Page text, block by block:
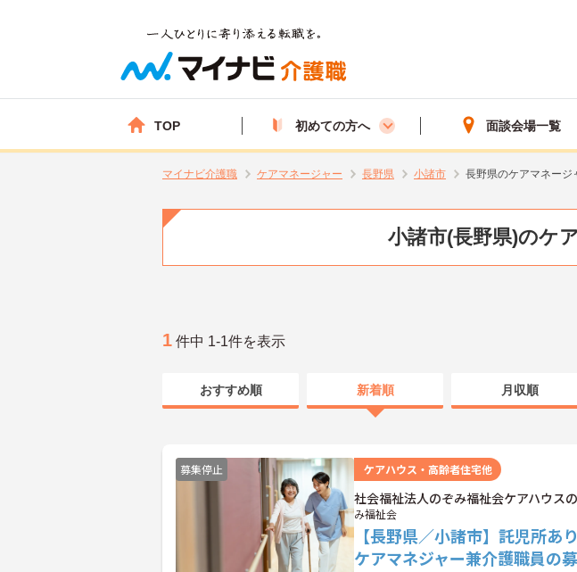
TOP 初めての方へ 面談会場一覧
マイナビ介護職 ケアマネージャー 長野県 小諸市 長野県のケアマネージ
小諸市(長野県)のケ
1 件中 1-1件を表示
おすすめ順 新着順 月収順
募集停止 ケアハウス・高齢者住宅他
社会福祉法人のぞみ福祉会ケアハウス
み福祉会
【長野県／小諸市】託児所あ
ケアマネジャー兼介護職員の